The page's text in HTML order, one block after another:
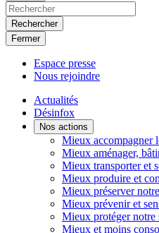
Rechercher
Fermer
Espace presse
Nous rejoindre
Actualités
Désinfox
Nos actions
Mieux accompagner
Mieux aménager,
Mieux transporter et
Mieux produire et
Mieux préserver
Mieux prévenir et
Mieux protéger notre
Mieux et moins